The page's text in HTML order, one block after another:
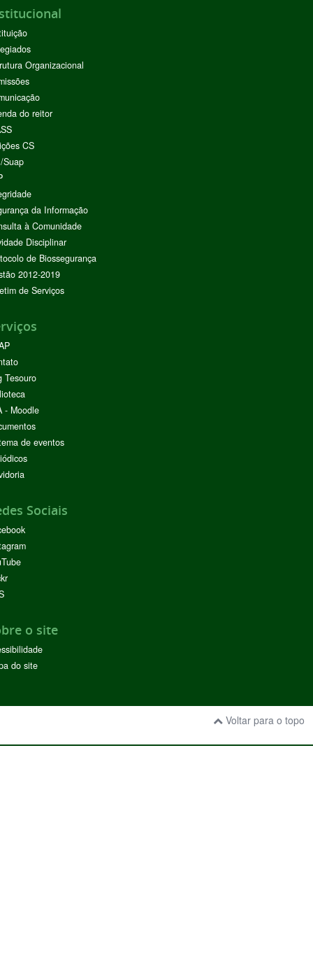
Organizacional
do reitor
CS
Suap
da Informação
à Comunidade
Disciplinar
de Biossegurança
2012-2019
de Serviços
Tesouro
- Moodle
de eventos
Sociais
o site
do site
Voltar para o topo